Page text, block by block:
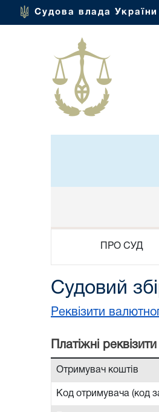
Судова влада України
ПРО СУД
Судовий
Реквізити
Платiжнi
Отримувач коштів
Код отримувача (код